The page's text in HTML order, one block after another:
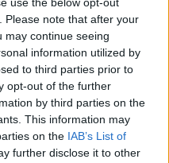
Please note that after your
may continue seeing
information utilized by
to third parties prior to
opt-out of the further
by third parties on the
This information may
on the IAB’s List of
further disclose it to other
dalekie były od
jakiekolwiek
się to wytłumaczyć,
konwencji
Słowackiego, która
pewne
warto